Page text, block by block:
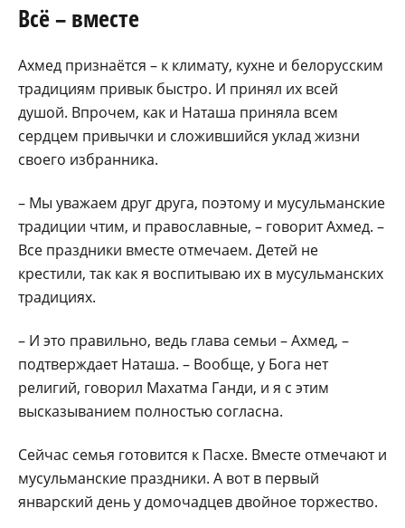
Всё – вместе
Ахмед признаётся – к климату, кухне и белорусским
традициям привык быстро. И принял их всей
душой. Впрочем, как и Наташа приняла всем
сердцем привычки и сложившийся уклад жизни
своего избранника.
– Мы уважаем друг друга, поэтому и мусульманские
традиции чтим, и православные, – говорит Ахмед. –
Все праздники вместе отмечаем. Детей не
крестили, так как я воспитываю их в мусульманских
традициях.
– И это правильно, ведь глава семьи – Ахмед, –
подтверждает Наташа. – Вообще, у Бога нет
религий, говорил Махатма Ганди, и я с этим
высказыванием полностью согласна.
Сейчас семья готовится к Пасхе. Вместе отмечают и
мусульманские праздники. А вот в первый
январский день у домочадцев двойное торжество.